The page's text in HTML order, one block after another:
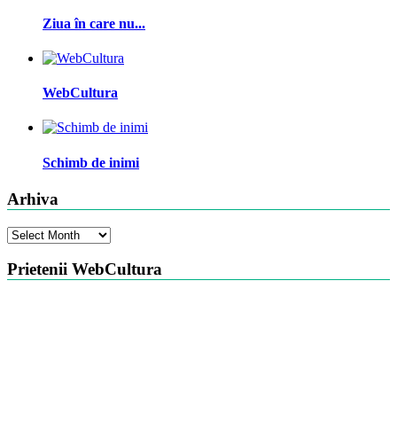
Ziua în care nu...
WebCultura
Schimb de inimi
Arhiva
Arhiva
Prietenii WebCultura